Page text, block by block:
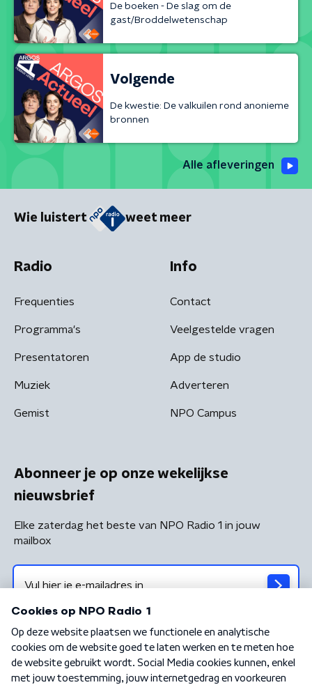
De boeken - De slag om de
gast/Broddelwetenschap
Volgende
De kwestie: De valkuilen rond anonieme
bronnen
Alle afleveringen
Wie luistert weet meer
Radio
Frequenties
Programma's
Presentatoren
Muziek
Gemist
Info
Contact
Veelgestelde vragen
App de studio
Adverteren
NPO Campus
Abonneer je op onze wekelijkse
nieuwsbrief
Elke zaterdag het beste van NPO Radio 1 in jouw
mailbox
Algemene voorwaarden